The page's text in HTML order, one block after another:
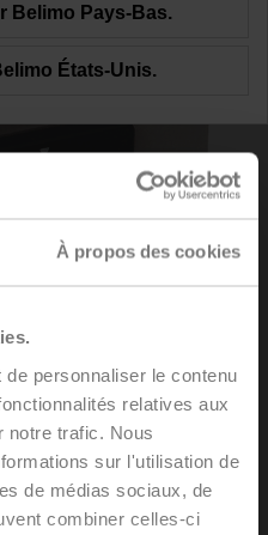
À propos des cookies
personnaliser le contenu
relatives aux
notre trafic. Nous
sur l'utilisation de
de médias sociaux, de
combiner celles-ci
Belimo Pays-Bas.
États-Unis.